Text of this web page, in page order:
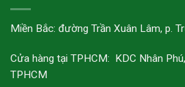
Miền Bắc: đường Trần Xuân Lâm, p.
Cửa hàng tại TPHCM: KDC Nhân
TPHCM